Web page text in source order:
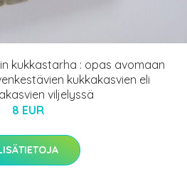
kukkastarha : opas avomaan
kukkakasvien eli
viljelyssä
8 EUR